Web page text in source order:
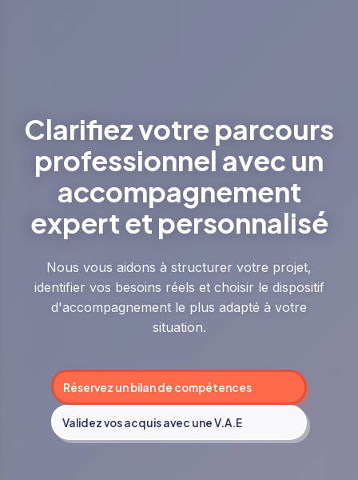
Clarifiez votre parcours
professionnel avec un
accompagnement
expert et personnalisé
Nous vous aidons à structurer votre projet,
identifier vos besoins réels et choisir le dispositif
d'accompagnement le plus adapté à votre
situation.
Réservez un bilan de compétences
Validez vos acquis avec une V.A.E